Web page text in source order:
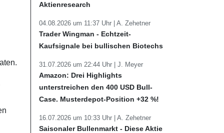
Aktienresearch
04.08.2026 um 11:37 Uhr | A. Zehetner
Trader Wingman - Echtzeit-
Kaufsignale bei bullischen Biotechs
31.07.2026 um 22:44 Uhr | J. Meyer
Amazon: Drei Highlights
unterstreichen den 400 USD Bull-
Case. Musterdepot-Position +32 %!
16.07.2026 um 10:33 Uhr | A. Zehetner
Saisonaler Bullenmarkt - Diese Aktie